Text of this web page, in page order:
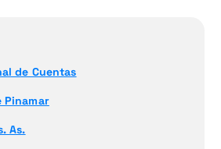
de Cuentas
Pinamar
As.